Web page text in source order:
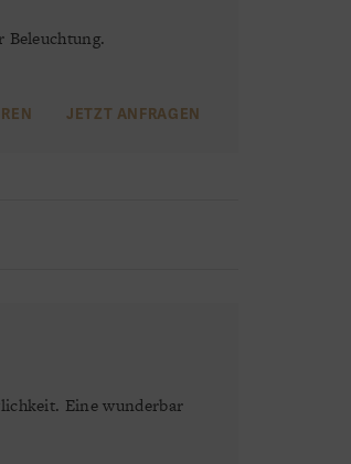
JETZT ANFRAGEN
Eine wunderbar